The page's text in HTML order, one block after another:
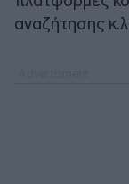
αναζήτησης